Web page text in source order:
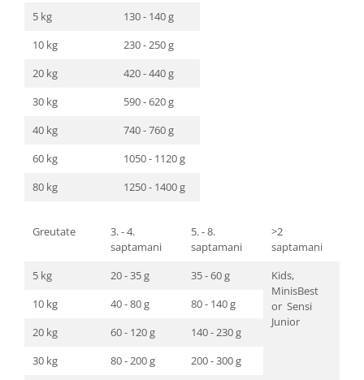
Teste apa iaz
Pompe iaz
Incalzitor Iaz
Accesorii iaz
Casti echitatie
Accesorii cai
5 kg
130 - 140 g
10 kg
230 - 250 g
20 kg
420 - 440 g
30 kg
590 - 620 g
40 kg
740 - 760 g
60 kg
1050 - 1120 g
80 kg
1250 - 1400 g
Greutate
3. - 4.
saptamani
5. - 8.
saptamani
>2
saptamani
5 kg
20 - 35 g 35 - 60 g
Kids,
MinisBest
or Sensi
Junior
10 kg 40 - 80 g
80 - 140 g
20 kg
60 - 120 g
140 - 230 g
30 kg
80 - 200 g
200 - 300 g